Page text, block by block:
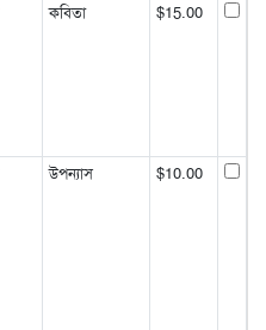
কবিতা $15.00
উপন্যাস $10.00